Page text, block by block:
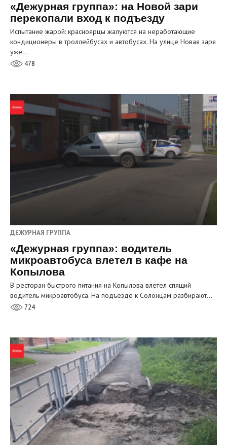
«Дежурная группа»: на Новой зари
перекопали вход к подъезду
Испытание жарой: красноярцы жалуются на неработающие
кондиционеры в троллейбусах и автобусах. На улице Новая заря
уже…
478
ДЕЖУРНАЯ ГРУППА
«Дежурная группа»: водитель
микроавтобуса влетел в кафе на
Копылова
В ресторан быстрого питания на Копылова влетел спящий
водитель микроавтобуса. На подъезде к Солонцам разбирают…
724